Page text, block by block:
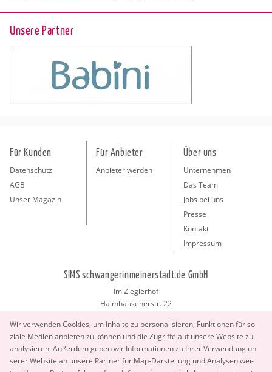
Unsere Partner
Wir ver­wen­den Coo­kies, um In­hal­te zu per­so­na­li­sie­ren, Funk­tio­nen für so­
zia­le Me­di­en an­bie­ten zu kön­nen und die Zu­grif­fe auf un­se­re Web­site zu
ana­ly­sie­ren. Au­ßer­dem geben wir In­for­ma­tio­nen zu Ihrer Ver­wen­dung un­
se­rer Web­site an un­se­re Part­ner für Map-Dar­stel­lung und Ana­ly­sen wei­
Für Kunden
Datenschutz
AGB
Unser Magazin
Für Anbieter
Anbieter werden
Über uns
Unternehmen
Das Team
Jobs bei uns
Presse
Kontakt
Impressum
SIMS schwangerinmeinerstadt.de GmbH
Im Zieglerhof
Haimhausenerstr. 22
info@schwangerinmeinerstadt.de